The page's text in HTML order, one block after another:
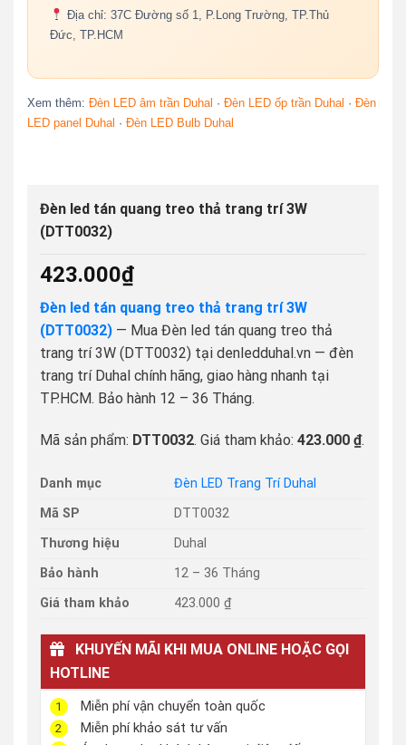
Địa chỉ: 37C Đường số 1, P.Long Trường, TP.Thủ
Đức, TP.HCM
Xem thêm: Đèn LED âm trần Duhal · Đèn LED ốp trần Duhal · Đèn
LED panel Duhal · Đèn LED Bulb Duhal
Đèn led tán quang treo thả trang trí 3W
(DTT0032)
423.000₫
Đèn led tán quang treo thả trang trí 3W
(DTT0032)— Mua Đèn led tán quang treo thả
trang trí 3W (DTT0032) tại denledduhal.vn — đèn
trang trí Duhal chính hãng, giao hàng nhanh tại
TP.HCM. Bảo hành 12 – 36 Tháng.
Mã sản phẩm: DTT0032. Giá tham khảo: 423.000 ₫.
Danh mục
Đèn LED Trang Trí Duhal
Mã SP
DTT0032
Thương hiệu
Duhal
Bảo hành
12 – 36 Tháng
Giá tham khảo
423.000 ₫
KHUYẾN MÃI KHI MUA ONLINE HOẶC GỌI
HOTLINE
1 Miễn phí vận chuyển toàn quốc
2 Miễn phí khảo sát tư vấn